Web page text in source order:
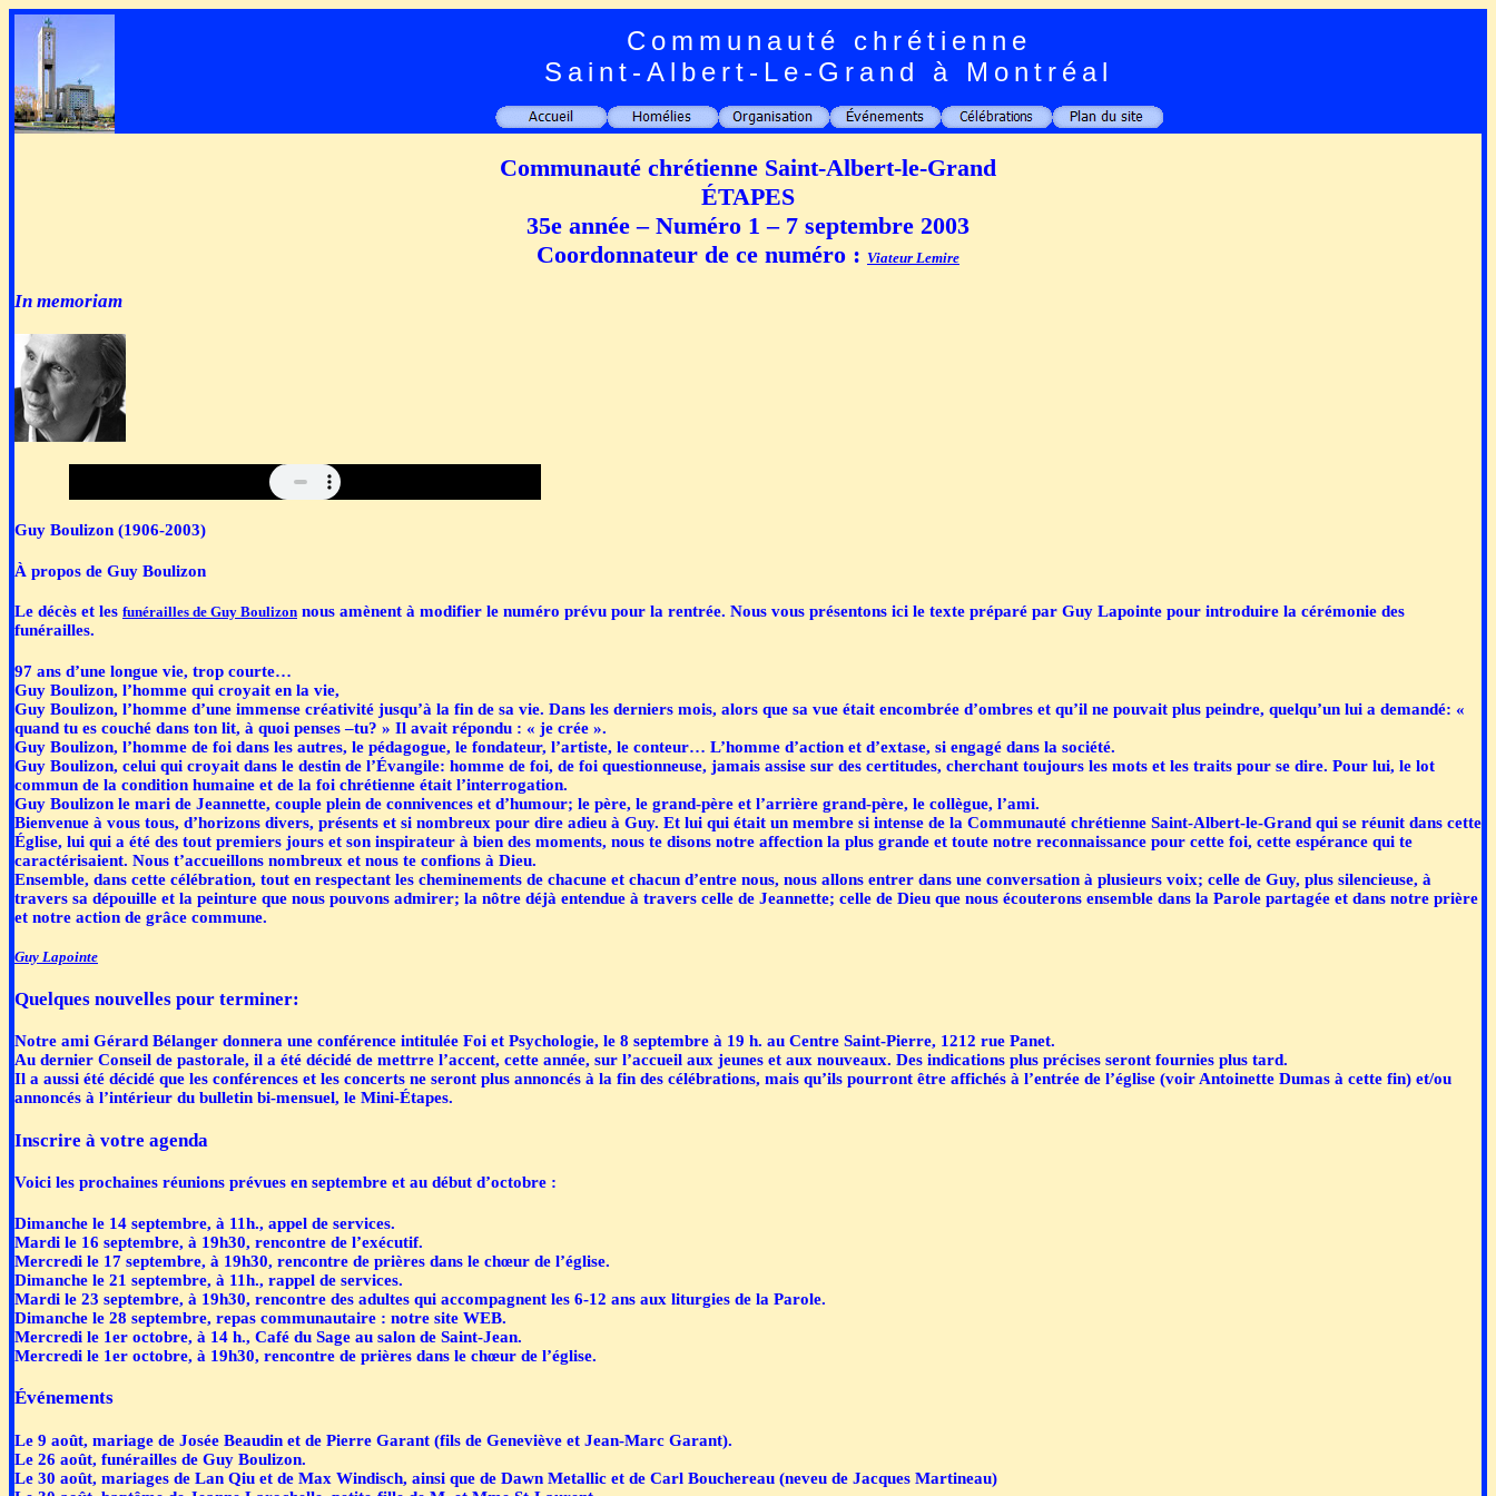
Communauté chrétienne
Saint-Albert-Le-Grand à Montréal
Communauté chrétienne Saint-Albert-le-Grand
ÉTAPES
35e année – Numéro 1 – 7 septembre 2003
Coordonnateur de ce numéro : Viateur Lemire
In memoriam
Guy Boulizon (1906-2003)
À propos de Guy Boulizon
Le décès et les funérailles de Guy Boulizon nous amènent à modifier le numéro prévu pour la rentrée. Nous vous présentons ici le texte préparé par Guy Lapointe pour introduire la cérémonie des
funérailles.
97 ans d’une longue vie, trop courte…
Guy Boulizon, l’homme qui croyait en la vie,
Guy Boulizon, l’homme d’une immense créativité jusqu’à la fin de sa vie. Dans les derniers mois, alors que sa vue était encombrée d’ombres et qu’il ne pouvait plus peindre, quelqu’un lui a demandé: «
quand tu es couché dans ton lit, à quoi penses –tu? » Il avait répondu : « je crée ».
Guy Boulizon, l’homme de foi dans les autres, le pédagogue, le fondateur, l’artiste, le conteur… L’homme d’action et d’extase, si engagé dans la société.
Guy Boulizon, celui qui croyait dans le destin de l’Évangile: homme de foi, de foi questionneuse, jamais assise sur des certitudes, cherchant toujours les mots et les traits pour se dire. Pour lui, le lot
commun de la condition humaine et de la foi chrétienne était l’interrogation.
Guy Boulizon le mari de Jeannette, couple plein de connivences et d’humour; le père, le grand-père et l’arrière grand-père, le collègue, l’ami.
Bienvenue à vous tous, d’horizons divers, présents et si nombreux pour dire adieu à Guy. Et lui qui était un membre si intense de la Communauté chrétienne Saint-Albert-le-Grand qui se réunit dans cette
Église, lui qui a été des tout premiers jours et son inspirateur à bien des moments, nous te disons notre affection la plus grande et toute notre reconnaissance pour cette foi, cette espérance qui te
caractérisaient. Nous t’accueillons nombreux et nous te confions à Dieu.
Ensemble, dans cette célébration, tout en respectant les cheminements de chacune et chacun d’entre nous, nous allons entrer dans une conversation à plusieurs voix; celle de Guy, plus silencieuse, à
travers sa dépouille et la peinture que nous pouvons admirer; la nôtre déjà entendue à travers celle de Jeannette; celle de Dieu que nous écouterons ensemble dans la Parole partagée et dans notre prière
et notre action de grâce commune.
Guy Lapointe
Quelques nouvelles pour terminer:
Notre ami Gérard Bélanger donnera une conférence intitulée Foi et Psychologie, le 8 septembre à 19 h. au Centre Saint-Pierre, 1212 rue Panet.
Au dernier Conseil de pastorale, il a été décidé de mettrre l’accent, cette année, sur l’accueil aux jeunes et aux nouveaux. Des indications plus précises seront fournies plus tard.
Il a aussi été décidé que les conférences et les concerts ne seront plus annoncés à la fin des célébrations, mais qu’ils pourront être affichés à l’entrée de l’église (voir Antoinette Dumas à cette fin) et/ou
annoncés à l’intérieur du bulletin bi-mensuel, le Mini-Étapes.
Inscrire à votre agenda
Voici les prochaines réunions prévues en septembre et au début d’octobre :
Dimanche le 14 septembre, à 11h., appel de services.
Mardi le 16 septembre, à 19h30, rencontre de l’exécutif.
Mercredi le 17 septembre, à 19h30, rencontre de prières dans le chœur de l’église.
Dimanche le 21 septembre, à 11h., rappel de services.
Mardi le 23 septembre, à 19h30, rencontre des adultes qui accompagnent les 6-12 ans aux liturgies de la Parole.
Dimanche le 28 septembre, repas communautaire : notre site WEB.
Mercredi le 1er octobre, à 14 h., Café du Sage au salon de Saint-Jean.
Mercredi le 1er octobre, à 19h30, rencontre de prières dans le chœur de l’église.
Événements
Le 9 août, mariage de Josée Beaudin et de Pierre Garant (fils de Geneviève et Jean-Marc Garant).
Le 26 août, funérailles de Guy Boulizon.
Le 30 août, mariages de Lan Qiu et de Max Windisch, ainsi que de Dawn Metallic et de Carl Bouchereau (neveu de Jacques Martineau)